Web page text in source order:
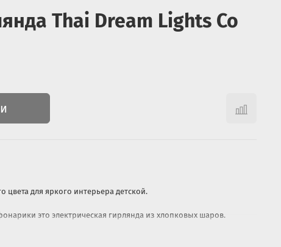
Thai Dream Lights Co
цвета для яркого интерьера детской.
это электрическая гирлянда из хлопковых шаров.
детей потому что: